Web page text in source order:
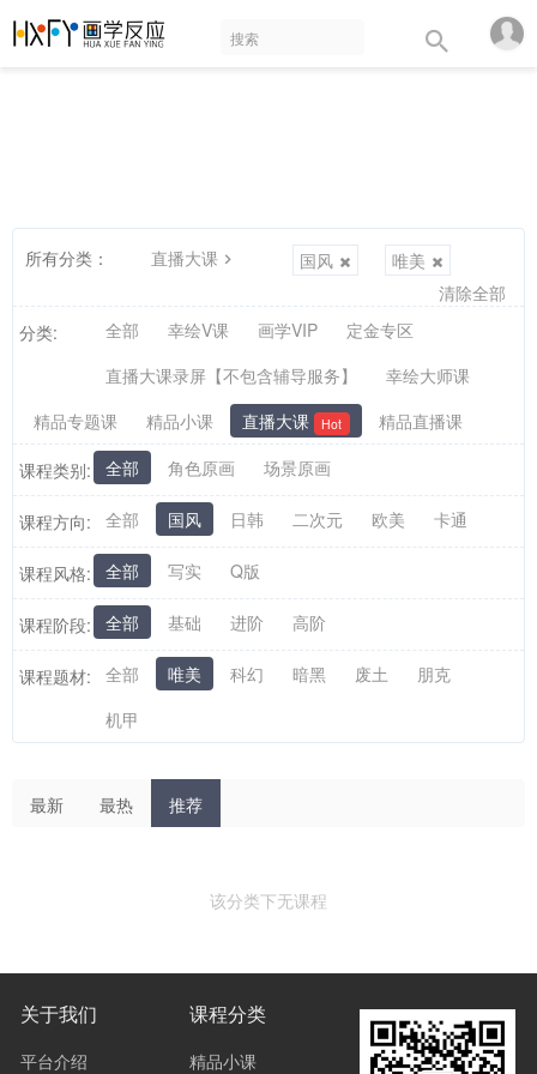
所有分类： 直播大课 国风
唯美
清除全部
分类:
全部 幸绘V课 画学VIP
定金专区
直播大课录屏【不包含辅导服务】
幸绘大师课
精品专题课
精品小课 直播大课 Hot 精品直播课
课程类别: 全部 角色原画 场景原画
课程方向: 全部 国风 日韩 二次元 欧美 卡通
课程风格: 全部 写实 Q版
课程阶段: 全部 基础 进阶 高阶
课程题材: 全部 唯美 科幻 暗黑 废土
朋克
机甲
最新 最热 推荐
该分类下无课程
关于我们
平台介绍
课程分类
精品小课